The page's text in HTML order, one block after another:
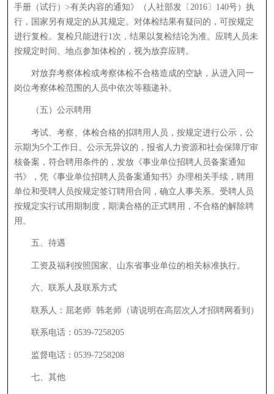
手册（试行）>有关内容的通知》（人社部发〔2016〕140号）执
行，国家另有规定的从其规定。对体检结果有疑问的，可按规定
进行复检。复检只能进行1次，结果以复检结论为准。应聘人员未
按规定时间、地点参加体检的，视为放弃应聘。
对放弃考察体检或考察体检不合格造成的空缺，从进入同一
岗位考察体检范围的人员中依次等额递补。
（五）公示聘用
考试、考察、体检合格的拟聘用人员，按规定进行公示，公
示期为5个工作日。公示无异议的，报省人力资源和社会保障厅审
核备案，符合聘用条件的，发放《事业单位招聘人员备案通知
书》，凭《事业单位招聘人员备案通知书》办理相关手续，聘用
单位和受聘人员按规定签订聘用合同，确立人事关系。受聘人员
按规定实行试用期制度，期满合格的正式聘用，不合格的解除聘
用。
五、待遇
工资及福利按照国家、山东省事业单位的相关标准执行。
六、联系人及联系方式
联系人：屈老师 韩老师（请说明在高层次人才招聘网看到）
联系电话：0539-7258205
监督电话：0539-7258208
七、其他